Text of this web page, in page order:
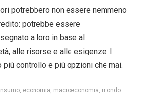
potrebbero non essere nemmeno
potrebbe essere
a loro in base al
alle risorse e alle esigenze. I
più controllo e più opzioni che mai.
economia macroeconomia mondo